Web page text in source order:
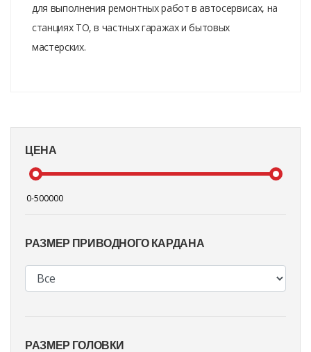
ЦЕНА
РАЗМЕР ПРИВОДНОГО КАРДАНА
РАЗМЕР ГОЛОВКИ
для выполнения ремонтных работ в автосервисах, на
станциях ТО, в частных гаражах и бытовых
мастерских.